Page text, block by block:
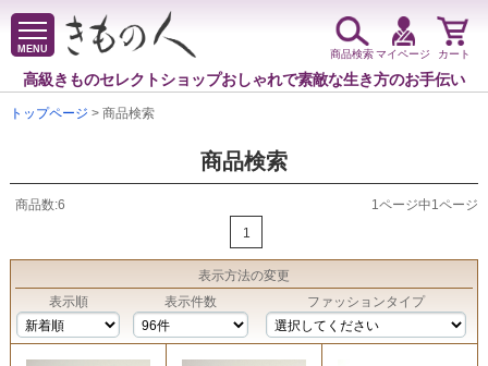
MENU
高級きものセレクトショップおしゃれで素敵な生き方のお手伝い
商品検索マイページ カート
トップページ > 商品検索
商品検索
商品数:6
1ページ中1ページ
1
表示方法の変更
表示順
表示件数 ファッションタイプ